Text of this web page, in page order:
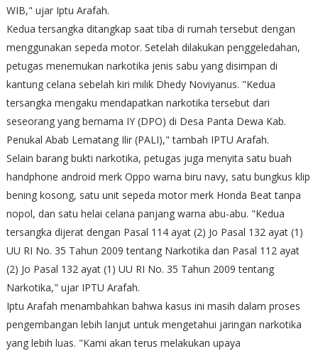
WIB," ujar Iptu Arafah.
Kedua tersangka ditangkap saat tiba di rumah tersebut dengan
menggunakan sepeda motor. Setelah dilakukan penggeledahan,
petugas menemukan narkotika jenis sabu yang disimpan di
kantung celana sebelah kiri milik Dhedy Noviyanus. "Kedua
tersangka mengaku mendapatkan narkotika tersebut dari
seseorang yang bernama IY (DPO) di Desa Panta Dewa Kab.
Penukal Abab Lematang Ilir (PALI)," tambah IPTU Arafah.
Selain barang bukti narkotika, petugas juga menyita satu buah
handphone android merk Oppo warna biru navy, satu bungkus klip
bening kosong, satu unit sepeda motor merk Honda Beat tanpa
nopol, dan satu helai celana panjang warna abu-abu. "Kedua
tersangka dijerat dengan Pasal 114 ayat (2) Jo Pasal 132 ayat (1)
UU RI No. 35 Tahun 2009 tentang Narkotika dan Pasal 112 ayat
(2) Jo Pasal 132 ayat (1) UU RI No. 35 Tahun 2009 tentang
Narkotika," ujar IPTU Arafah.
Iptu Arafah menambahkan bahwa kasus ini masih dalam proses
pengembangan lebih lanjut untuk mengetahui jaringan narkotika
yang lebih luas. "Kami akan terus melakukan upaya